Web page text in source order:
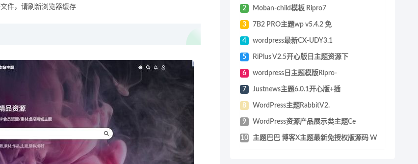
件，请刷新浏览器缓存
2 Moban-child模板 Ripro7
3 7B2 PRO主题wp v5.4.2 免
4 wordpress最新CX-UDY3.1
5 RiPlus V2.5开心版日主题资源下
6 wordpress日主题模版Ripro-
7 Justnews主题6.0.1开心版+插
8 WordPress主题RabbitV2.
9 WordPress资源产品展示类主题Ce
10 主题巴巴 博客X主题最新免授权版源码 W